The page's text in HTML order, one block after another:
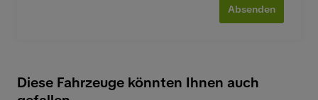
Absenden
Diese Fahrzeuge könnten Ihnen auch